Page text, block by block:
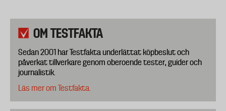
OM TESTFAKTA
Sedan 2001 har Testfakta underlättat köpbeslut och
påverkat tillverkare genom oberoende tester, guider och
journalistik.
Läs mer om Testfakta.